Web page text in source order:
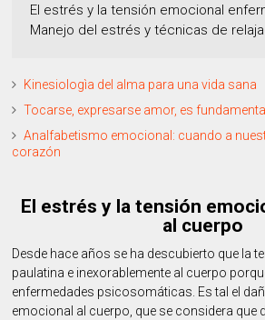
El estrés y la tensión emocional
Manejo del estrés y técnicas de
Kinesiologìa del alma para una vida sana
Tocarse, expresarse amor, es fundamental
Analfabetismo emocional: cuando a
corazón
El estrés y la tensión
al cuerpo
Desde hace años se ha descubierto que la
paulatina e inexorablemente al cuerpo
enfermedades psicosomáticas. Es tal el
emocional al cuerpo, que se considera que